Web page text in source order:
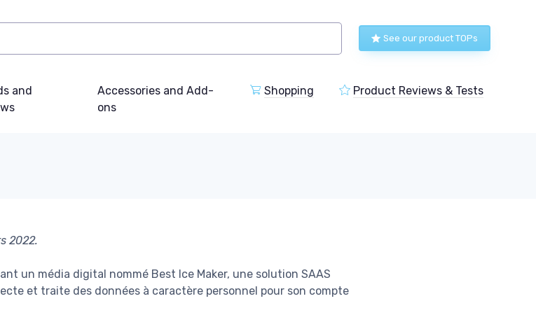
See our product TOPs
and
Accessories and Add-
ons
Shopping Product Reviews & Tests
2022.
un média digital nommé Best Ice Maker, une solution SAAS
et traite des données à caractère personnel pour son compte